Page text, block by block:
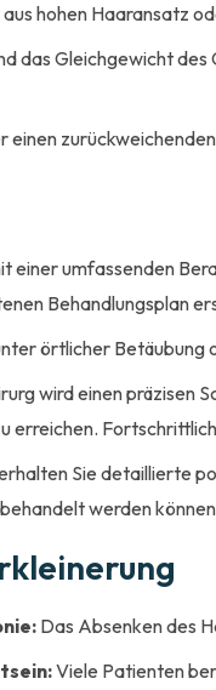
hohen Haaransatz
das Gleichgewicht
einen
einer umfassenden
Behandlungsplan
örtlicher Betäubung
wird einen präzisen
erreichen.
Sie detaillierte
werden
Das Absenken des
Viele Patienten